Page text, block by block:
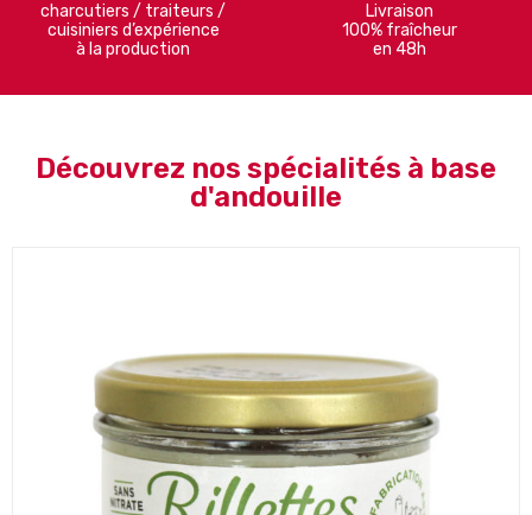
charcutiers / traiteurs /
cuisiniers d’expérience
à la production
Livraison
100% fraîcheur
en 48h
Découvrez nos spécialités à base
d'andouille